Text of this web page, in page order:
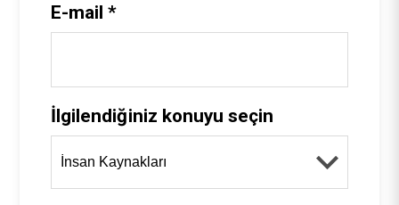
E-mail *
İlgilendiğiniz konuyu seçin